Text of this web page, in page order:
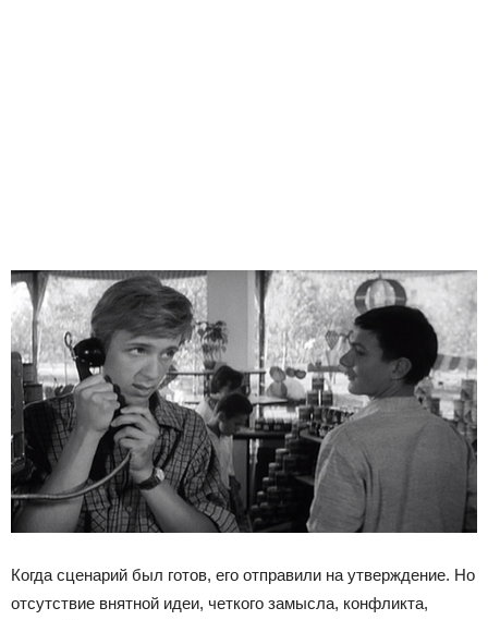
Когда сценарий был готов, его отправили на утверждение. Но
отсутствие внятной идеи, четкого замысла, конфликта,